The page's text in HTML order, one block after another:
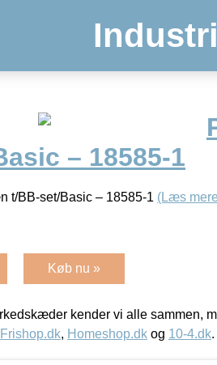
– 18585-1
t/BB-set/Basic – 18585-1 (Læs
Køb nu »
kender vi alle sammen,
Frishop.dk, Homeshop.dk og 10-4.dk.